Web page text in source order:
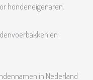
hondeneigenaren.
in Nederland